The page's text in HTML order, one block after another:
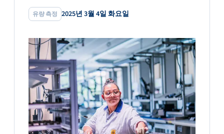
유량 측정 2025년 3월 4일 화요일